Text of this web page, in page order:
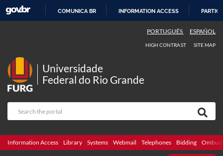
COMUNICA BR INFORMATION ACCESS
PORTUGUÊS ESPAÑOL
HIGH CONTRAST SITE MAP
Universidade
Federal do Rio Grande
Information Access Library Systems Webmail Telephones Bidding